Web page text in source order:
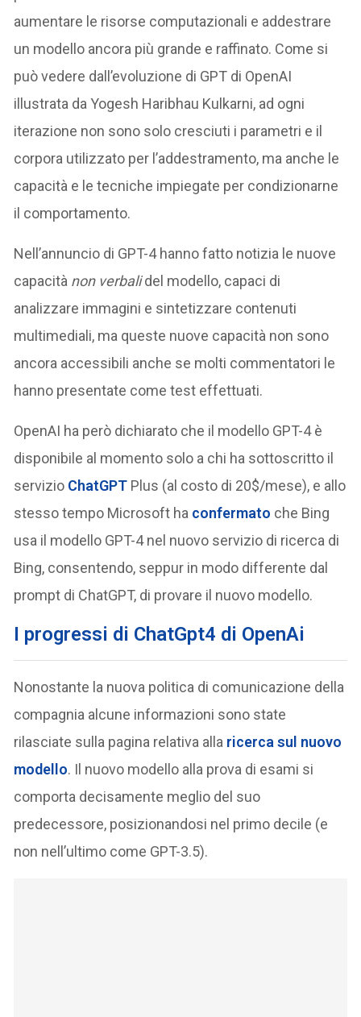
aumentare le risorse computazionali e addestrare
un modello ancora più grande e raffinato. Come si
può vedere dall’evoluzione di GPT di OpenAI
illustrata da Yogesh Haribhau Kulkarni, ad ogni
iterazione non sono solo cresciuti i parametri e il
corpora utilizzato per l’addestramento, ma anche le
capacità e le tecniche impiegate per condizionarne
il comportamento.
Nell’annuncio di GPT-4 hanno fatto notizia le nuove
capacità non verbalidel modello, capaci di
analizzare immagini e sintetizzare contenuti
multimediali, ma queste nuove capacità non sono
ancora accessibili anche se molti commentatori le
hanno presentate come test effettuati.
OpenAI ha però dichiarato che il modello GPT-4 è
disponibile al momento solo a chi ha sottoscritto il
servizio ChatGPT Plus (al costo di 20$/mese), e allo
stesso tempo Microsoft ha confermato che Bing
usa il modello GPT-4 nel nuovo servizio di ricerca di
Bing, consentendo, seppur in modo differente dal
prompt di ChatGPT, di provare il nuovo modello.
I progressi di ChatGpt4 di OpenAi
Nonostante la nuova politica di comunicazione della
compagnia alcune informazioni sono state
rilasciate sulla pagina relativa alla ricerca sul nuovo
modello. Il nuovo modello alla prova di esami si
comporta decisamente meglio del suo
predecessore, posizionandosi nel primo decile (e
non nell’ultimo come GPT-3.5).